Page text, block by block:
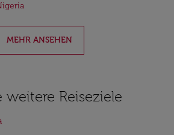
MEHR ANSEHEN
weitere Reiseziele